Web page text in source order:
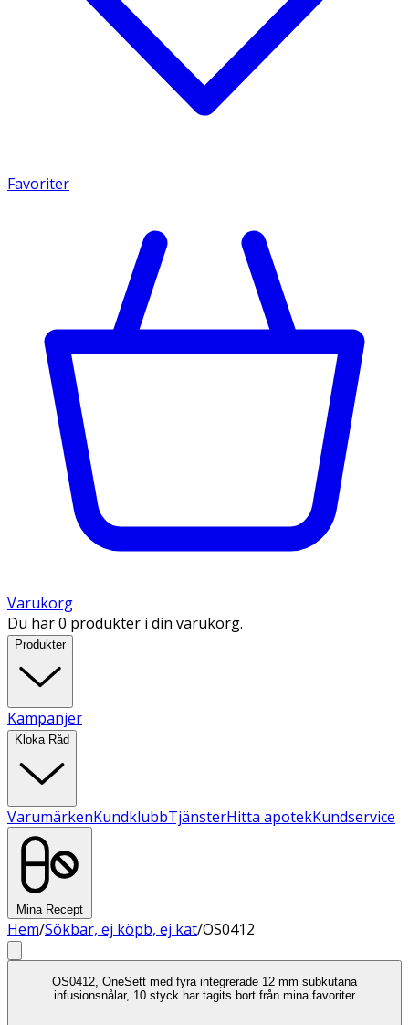
Favoriter
Varukorg
Du har 0 produkter i din varukorg.
Produkter
Kampanjer
Kloka Råd
VarumärkenKundklubbTjänsterHitta apotekKundservice
Mina Recept
Hem/Sökbar, ej köpb, ej kat/OS0412
OS0412, OneSett med fyra integrerade 12 mm subkutana
infusionsnålar, 10 styck har tagits bort från mina favoriter